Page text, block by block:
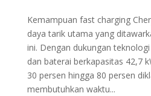
Kemampuan fast charging
daya tarik utama yang
ini. Dengan dukungan
dan baterai berkapasitas 42,7
30 persen hingga 80 persen
membutuhkan waktu...